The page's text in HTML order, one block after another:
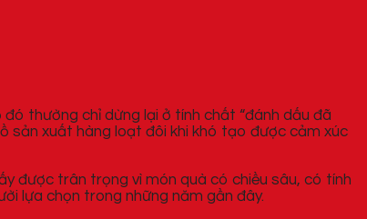
thường chỉ dừng lại ở tính chất “đánh dấu đã
sản xuất hàng loạt đôi khi khó tạo được cảm xúc
được trân trọng vì món quà có chiều sâu, có tính
lựa chọn trong những năm gần đây.